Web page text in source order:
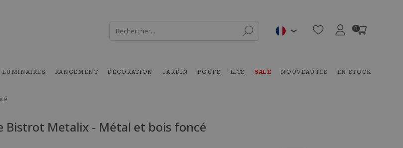
0
LUMINAIRES RANGEMENT DÉCORATION JARDIN POUFS LITS SALE NOUVEAUTÉS EN STOCK
Bistrot Metalix - Métal et bois foncé